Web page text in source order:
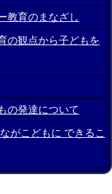
教育のまなざし
の観点から子どもを
の発達について
がこどもに できるこ